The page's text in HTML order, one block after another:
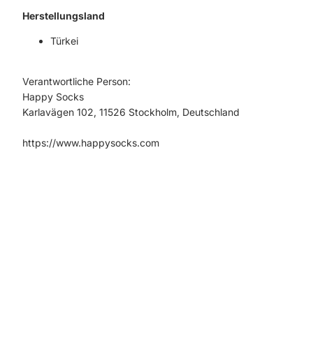
Herstellungsland
Türkei
Verantwortliche Person:
Happy Socks
Karlavägen 102, 11526 Stockholm, Deutschland
https://www.happysocks.com